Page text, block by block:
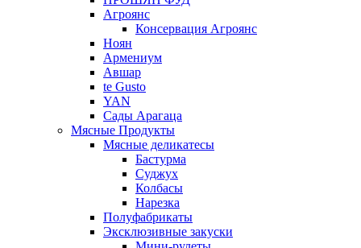
Агроянс
Консервация Агроянс
Ноян
Армениум
Авшар
te Gusto
YAN
Сады Арагаца
Мясные Продукты
Мясные деликатесы
Бастурма
Суджух
Колбасы
Нарезка
Полуфабрикаты
Эксклюзивные закуски